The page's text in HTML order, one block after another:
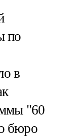
по
в
"60
бюро